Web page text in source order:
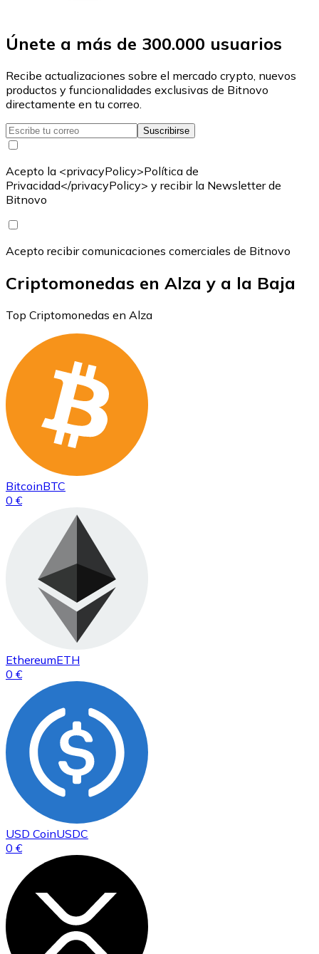
Únete a más de 300.000 usuarios
Recibe actualizaciones sobre el mercado crypto, nuevos
productos y funcionalidades exclusivas de Bitnovo
directamente en tu correo.
Suscribirse
Acepto la <privacyPolicy>Política de
Privacidad</privacyPolicy> y recibir la Newsletter de
Bitnovo
Acepto recibir comunicaciones comerciales de Bitnovo
Criptomonedas en Alza y a la Baja
Top Criptomonedas en Alza
BitcoinBTC
0 €
EthereumETH
0 €
USD CoinUSDC
0 €